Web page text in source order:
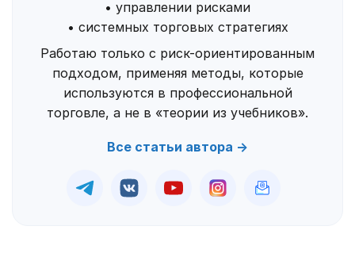
• управлении рисками
• системных торговых стратегиях
Работаю только с риск-ориентированным
подходом, применяя методы, которые
используются в профессиональной
торговле, а не в «теории из учебников».
Все статьи автора →